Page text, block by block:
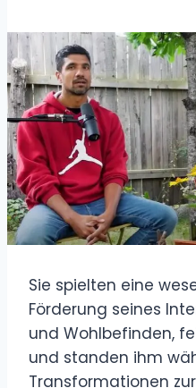
Sie spielten eine
Förderung seines
und Wohlbefinden,
und standen ihm
Transformationen